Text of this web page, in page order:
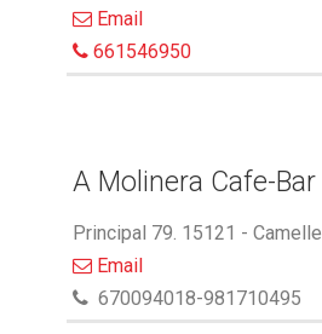
Email
661546950
A Molinera Cafe-Bar
Principal 79. 15121 - Camelle
Email
670094018-981710495